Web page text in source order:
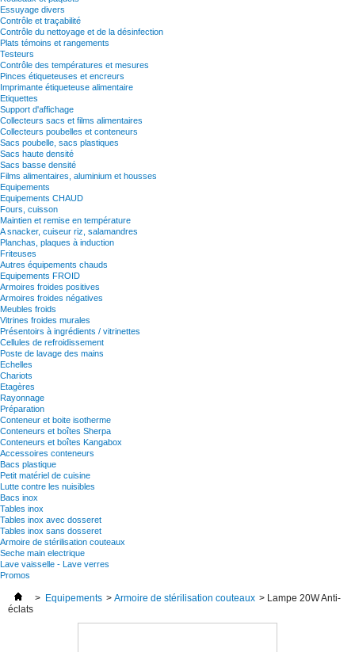
Essuyage divers
Contrôle et traçabilité
Contrôle du nettoyage et de la désinfection
Plats témoins et rangements
Testeurs
Contrôle des températures et mesures
Pinces étiqueteuses et encreurs
Imprimante étiqueteuse alimentaire
Etiquettes
Support d'affichage
Collecteurs sacs et films alimentaires
Collecteurs poubelles et conteneurs
Sacs poubelle, sacs plastiques
Sacs haute densité
Sacs basse densité
Films alimentaires, aluminium et housses
Equipements
Equipements CHAUD
Fours, cuisson
Maintien et remise en température
A snacker, cuiseur riz, salamandres
Planchas, plaques à induction
Friteuses
Autres équipements chauds
Equipements FROID
Armoires froides positives
Armoires froides négatives
Meubles froids
Vitrines froides murales
Présentoirs à ingrédients / vitrinettes
Cellules de refroidissement
Poste de lavage des mains
Echelles
Chariots
Etagères
Rayonnage
Préparation
Conteneur et boite isotherme
Conteneurs et boîtes Sherpa
Conteneurs et boîtes Kangabox
Accessoires conteneurs
Bacs plastique
Petit matériel de cuisine
Lutte contre les nuisibles
Bacs inox
Tables inox
Tables inox avec dosseret
Tables inox sans dosseret
Armoire de stérilisation couteaux
Seche main electrique
Lave vaisselle - Lave verres
Promos
> Equipements > Armoire de stérilisation couteaux > Lampe 20W Anti-
éclats